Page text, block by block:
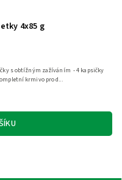
4x85 g
s obtížným zažíváním - 4 kapsičky
krmivo pro d...